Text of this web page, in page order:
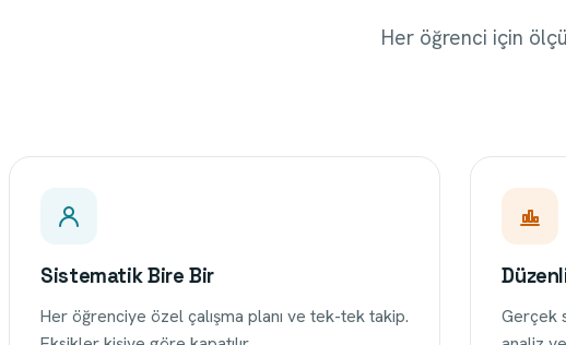
Her öğrenci için
Sistematik Bire Bir
Her öğrenciye özel çalışma planı ve tek-tek takip.
Gerçek